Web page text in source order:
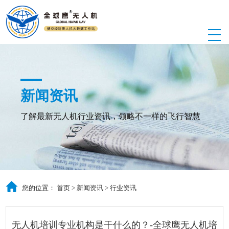
新闻资讯
了解最新无人机行业资讯，领略不一样的飞行智慧
您的位置：首页 > 新闻资讯 >行业资讯
无人机培训专业机构是干什么的？-全球鹰无人机培